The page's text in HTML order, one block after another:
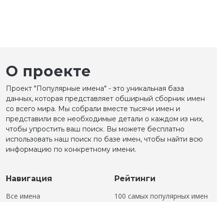
О проекте
Проект "Популярные имена" - это уникальная база
данных, которая представляет обширный сборник имен
со всего мира. Мы собрали вместе тысячи имен и
представили все необходимые детали о каждом из них,
чтобы упростить ваш поиск. Вы можете бесплатно
использовать наш поиск по базе имен, чтобы найти всю
информацию по конкретному имени.
Навигация
Все имена
Рейтинги
100 самых популярных имен